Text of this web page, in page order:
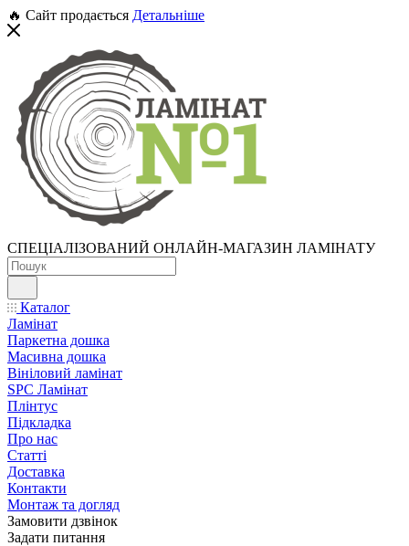
🔥 Сайт продається Детальніше
СПЕЦІАЛІЗОВАНИЙ ОНЛАЙН-МАГАЗИН ЛАМІНАТУ
Каталог
Ламінат
Паркетна дошка
Масивна дошка
Вініловий ламінат
SPC Ламінат
Плінтус
Підкладка
Про нас
Статті
Доставка
Контакти
Монтаж та догляд
Замовити дзвінок
Задати питання